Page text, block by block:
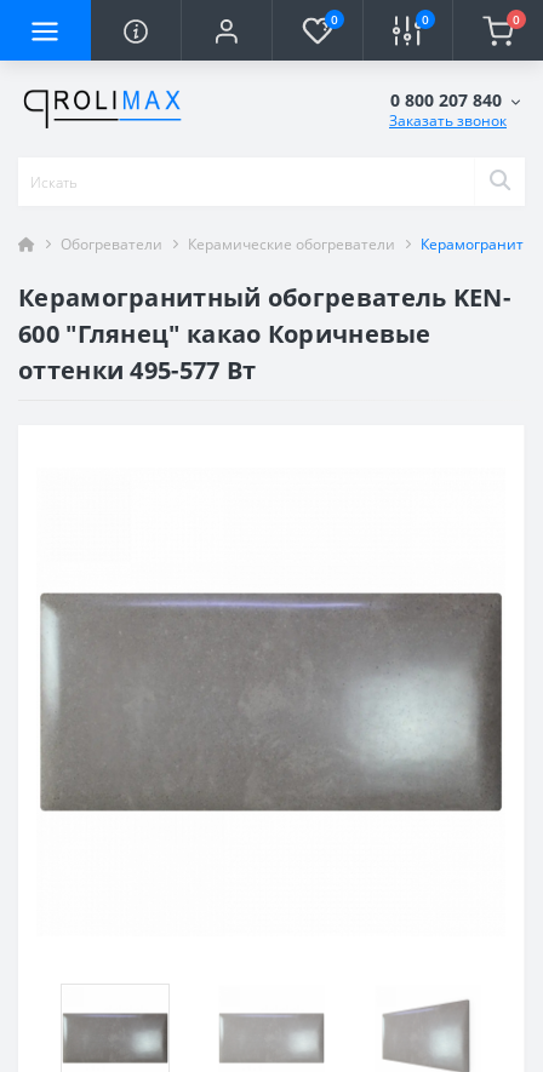
0 0 0
0 800 207 840
Заказать звонок
Обогреватели Керамические обогреватели
Керамогранитный обогреватель KEN-
600 "Глянец" какао Коричневые
оттенки 495-577 Вт